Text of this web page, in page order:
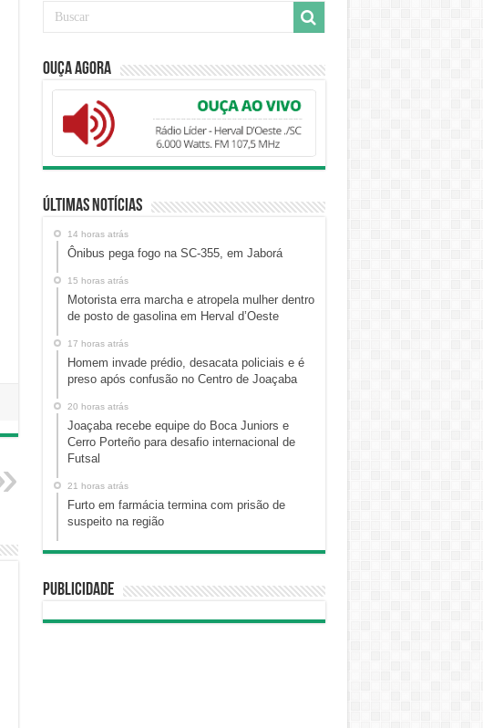
Ouça Agora
Últimas Notícias
14 horas atrás
Ônibus pega fogo na SC-355, em Jaborá
15 horas atrás
Motorista erra marcha e atropela mulher dentro
de posto de gasolina em Herval d’Oeste
17 horas atrás
Homem invade prédio, desacata policiais e é
preso após confusão no Centro de Joaçaba
20 horas atrás
Joaçaba recebe equipe do Boca Juniors e
Cerro Porteño para desafio internacional de
Futsal
21 horas atrás
Furto em farmácia termina com prisão de
suspeito na região
Publicidade